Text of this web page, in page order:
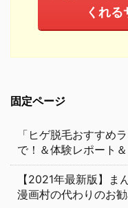
くれる
固定ページ
「ヒゲ脱毛おすすめ
で！＆体験レポート
【2021年最新版】ま
漫画村の代わりのお勧